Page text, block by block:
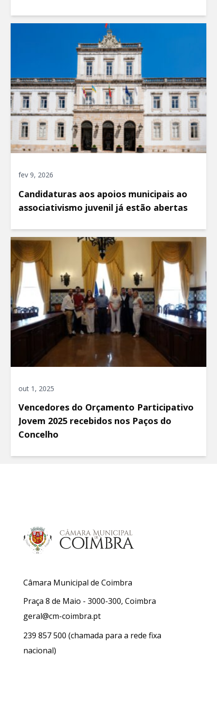
fev 9, 2026
Candidaturas aos apoios municipais ao
associativismo juvenil já estão abertas
out 1, 2025
Vencedores do Orçamento Participativo
Jovem 2025 recebidos nos Paços do
Concelho
Câmara Municipal de Coimbra
Praça 8 de Maio - 3000-300, Coimbra
geral@cm-coimbra.pt
239 857 500 (chamada para a rede fixa
nacional)